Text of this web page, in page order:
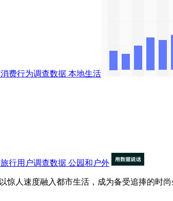
费行为调查数据 本地生活
行用户调查数据 公园和户外
惊人速度融入都市生活，成为备受追捧的时